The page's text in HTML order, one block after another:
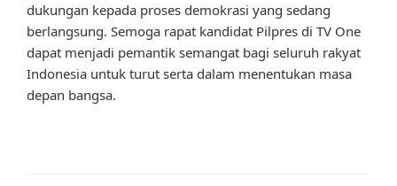
dukungan kepada proses demokrasi yang sedang
berlangsung. Semoga rapat kandidat Pilpres di TV One
dapat menjadi pemantik semangat bagi seluruh rakyat
Indonesia untuk turut serta dalam menentukan masa
depan bangsa.